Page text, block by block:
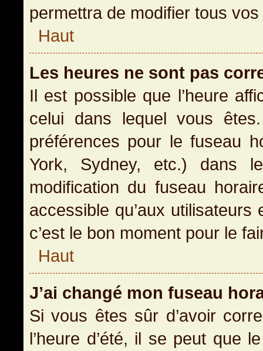
permettra de modifier tous
Haut
Les heures ne sont pas
Il est possible que l’heure
celui dans lequel vous
préférences pour le fuseau
York, Sydney, etc.) dans
modification du fuseau
accessible qu’aux
c’est le bon moment pour le
Haut
J’ai changé mon fuseau
Si vous êtes sûr d’avoir
l’heure d’été, il se peut que